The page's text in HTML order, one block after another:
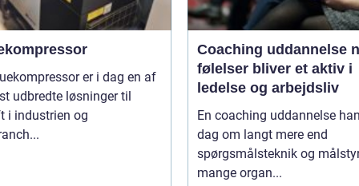
er i dag en af
udbredte løsninger til
i industrien og
Coaching uddannelse når
følelser bliver et aktiv i
ledelse og arbejdsliv
En coaching uddannelse
dag om langt mere end
spørgsmålsteknik og
mange organ...